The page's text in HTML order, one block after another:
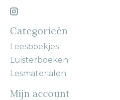
Categorieën
Leesboekjes
Luisterboeken
Lesmaterialen
Mijn account